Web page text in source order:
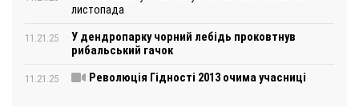
листопада
11.21.25
У дендропарку чорний лебідь проковтнув
рибальський гачок
11.21.25 Революція Гідності 2013 очима учасниці